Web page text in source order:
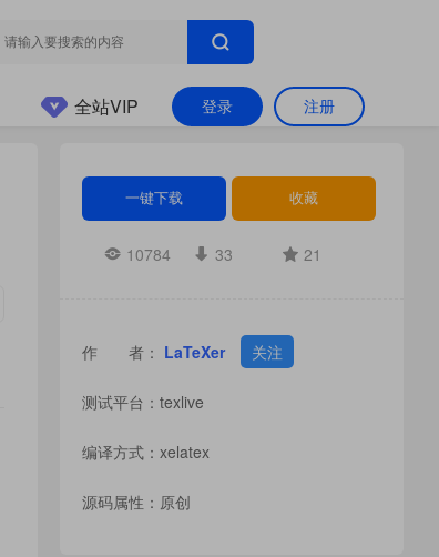
登录 注册
全站VIP
一键下载 收藏
10784 33 21
作 者： LaTeXer 关注
测试平台：texlive
编译方式：xelatex
源码属性：原创